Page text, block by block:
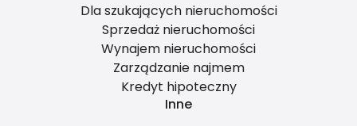
Dla szukających nieruchomości
Sprzedaż nieruchomości
Wynajem nieruchomości
Zarządzanie najmem
Kredyt hipoteczny
Inne